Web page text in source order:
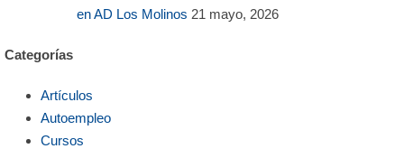
en AD Los Molinos 21 mayo, 2026
Categorías
Artículos
Autoempleo
Cursos